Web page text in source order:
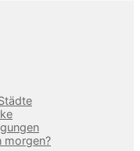
morgen?